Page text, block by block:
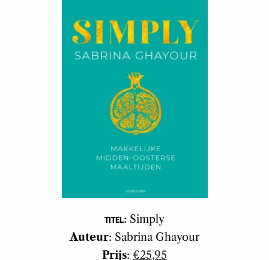
TITEL: Simply
Auteur: Sabrina Ghayour
Prijs: €25,95